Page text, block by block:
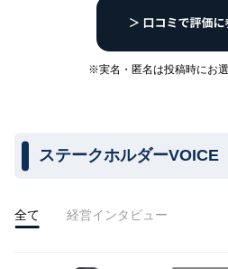
※実名・匿名は投稿時にお選
ステークホルダーVOICE
全て 経営インタビュー